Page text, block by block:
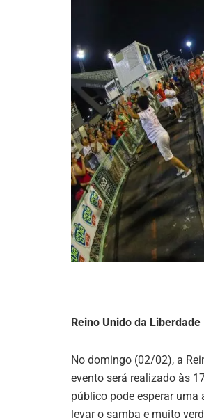
Reino Unido da Liberdade
No domingo (02/02), a
evento será realizado às
público pode esperar uma
levar o samba e muito